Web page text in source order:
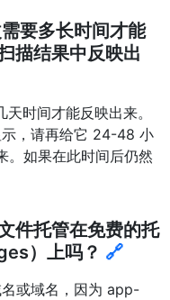
要多长时间才能
描结果中反映出
时间才能反映出来。
，请再给它 24-48 小
如果在此时间后仍然
件托管在免费的托
）上吗？ 🔗
或域名，因为 app-